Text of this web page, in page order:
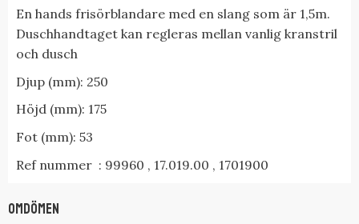
En hands frisörblandare med en slang som är 1,5m.
Duschhandtaget kan regleras mellan vanlig kranstril
och dusch
Djup (mm): 250
Höjd (mm): 175
Fot (mm): 53
Ref nummer : 99960 , 17.019.00 , 1701900
Omdömen